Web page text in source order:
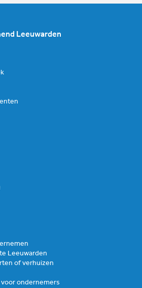
Leeuwarden
Leeuwarden
of verhuizen
voor ondernemers